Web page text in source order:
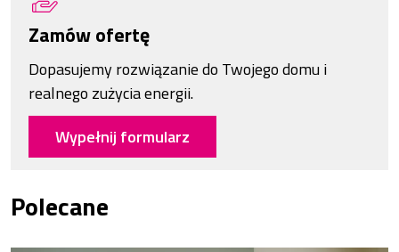
Zamów ofertę
Dopasujemy rozwiązanie do Twojego domu i
realnego zużycia energii.
Wypełnij formularz
Polecane